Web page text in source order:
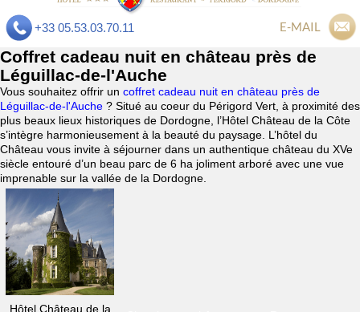
+33 05.53.03.70.11 E-MAIL
Coffret cadeau nuit en château près de
Léguillac-de-l'Auche
Vous souhaitez offrir un coffret cadeau nuit en château près de
Léguillac-de-l'Auche ? Situé au coeur du Périgord Vert, à proximité des
plus beaux lieux historiques de Dordogne, l’Hôtel Château de la Côte
s’intègre harmonieusement à la beauté du paysage. L’hôtel du
Château vous invite à séjourner dans un authentique château du XVe
siècle entouré d’un beau parc de 6 ha joliment arboré avec une vue
imprenable sur la vallée de la Dordogne.
Hôtel Château de la